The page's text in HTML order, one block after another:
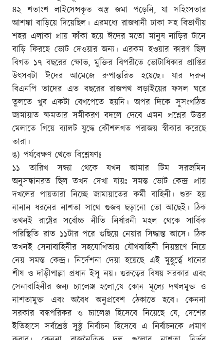
৪২ শতাংশ লাইসেন্সকৃত অস্ত্র জমা পড়েনি, যা সহিংসতার
আশঙ্কা বাড়িয়ে দিয়েছিল। এরমধ্যে রাজধানী ঢাকা সহ বিভাগীয়
শহর এলাকা প্রায় ফাঁকা হয়ে ঈদের মতো মানুষ নাড়ির টানে
বাড়ি ফিরছে ভোট দেওয়ার জন্য। এরকম হওয়ার কারণ ছিল
বিগত ১৭ বছরের ক্ষোভ, মুক্তির বিপরীতে ভোটাধিকার প্রাপ্তির
উৎসবটা ঈদের আমেজে রুপান্তরিত হয়েছে। যার দরুন
বিএনপি তাদের এত বছরের রাজপথ লড়াইয়ের ফসল ঘরে
তুলতে খুব একটা বেগপেতে হয়নি। অপর দিকে সুসংগঠিত
জামায়াত ক্ষমতার সমীকরণ বদলে দেবে এমন প্রশ্নের উত্তর
মেলাতে গিয়ে ব্যালট যুদ্ধে কৌশলগত পরাজয় স্বীকার করেছে
তারা।
ঙ) পর্যবেক্ষণ থেকে বিশ্লেষণঃ
১১ তারিখ সন্ধ্যা থেকে যখন আমার টিম সরজমিন
অনুসন্ধানরত ছিল তখন দেখা যায়ঃ সমস্ত ভোট কেন্দ্র প্রায়
দখলের পায়তারা নিচ্ছে জামায়াতের কর্মী বাহিনী। শুরু হয়
নানান ধরনের নাশতা সাথে গুজব ছড়ানো তো আছেই। ঠিক
তখনই রাষ্ট্রের সর্বোচ্চ নীতি নির্ধারনী মহল থেকে সার্বিক
পরিস্থিতি রাত ১১টার পরে গুছিয়ে নেয়ার সিদ্ধান্ত আসে। ঠিক
তখনই সেনাবাহিনীর সহযোগিতায় যৌথবাহিনী নিয়ন্ত্রণে নিয়ে
নেয় সমস্ত কেন্দ্র। নির্দেশনা দেয়া হয়েছে এই মুহূর্ত্বে ধানের
শীষ ও দাঁড়ীপাল্লা প্রধান ইসু নয়। গুরুত্বের বিষয় সরকার এবং
সেনাবাহিনীর জন্য চ্যালেঞ্জ হলো,যে কোন মূল্যে দখলমুক্ত ও
নাশতামুক্ত এবং অবৈধ অনুপ্রবেশ ঠেকাতে হবে। কেননা
সরকার বদ্ধপরিকর ও চ্যালেঞ্জ হিসেবে নিয়েছে যে, দেশের
ইতিহাসে সর্বশ্রেষ্ঠ সুষ্ঠু নির্বাচন হিসেবে এ নির্বাচনকে প্রমাণ